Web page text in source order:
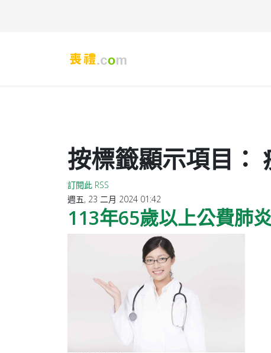
按標籤顯示項目：
訂閱此 RSS
週五, 23 二月 2024 01:42
113年65歲以上公費肺